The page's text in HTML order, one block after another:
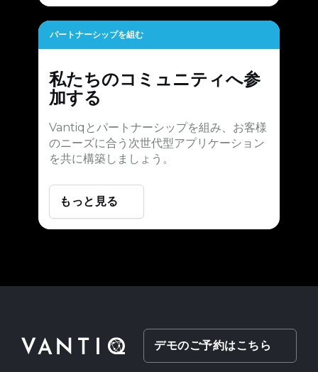
パートナーシップを組む
私たちのコミュニティへ参
加する
Vantiqとパートナーシップを組み、お客様
のニーズに合う次世代型アプリケーション
を共に構築しましょう。
もっと見る
デモのご予約はこちら